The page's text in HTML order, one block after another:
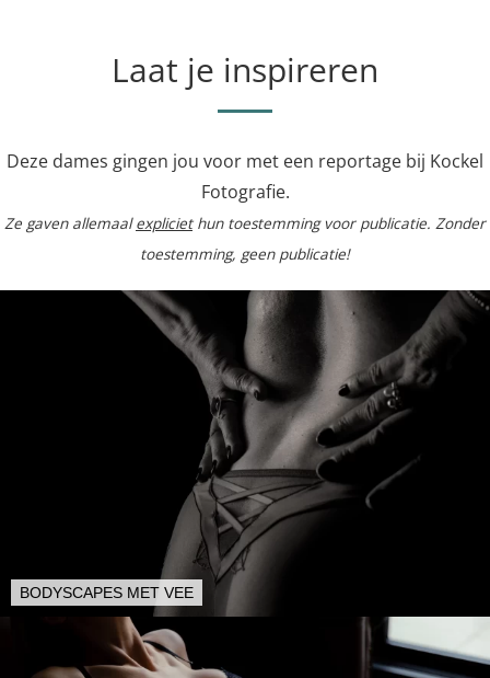
Laat je inspireren
Deze dames gingen jou voor met een reportage bij Kockel
Fotografie.
Ze gaven allemaalexpliciethun toestemming voor publicatie. Zonder
toestemming, geen publicatie!
BODYSCAPES MET VEE